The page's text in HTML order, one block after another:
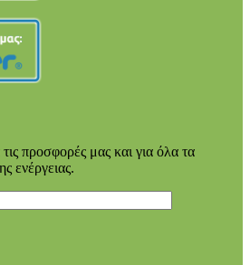
προσφορές μας και για όλα τα
ενέργειας.